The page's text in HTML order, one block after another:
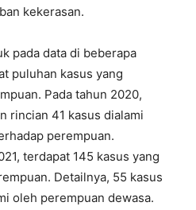
kekerasan.
pada data di beberapa
puluhan kasus yang
Pada tahun 2020,
rincian 41 kasus dialami
perempuan.
terdapat 145 kasus yang
Detailnya, 55 kasus
oleh perempuan dewasa.